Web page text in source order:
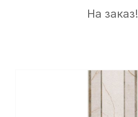
На заказ!